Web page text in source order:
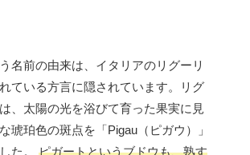
名前の由来は、イタリアのリグーリ
ている方言に隠されています。リグ
、太陽の光を浴びて育った果実に見
琥珀色の斑点を「Pigau（ピガウ）」
た。 ピガートというブドウも、熟す